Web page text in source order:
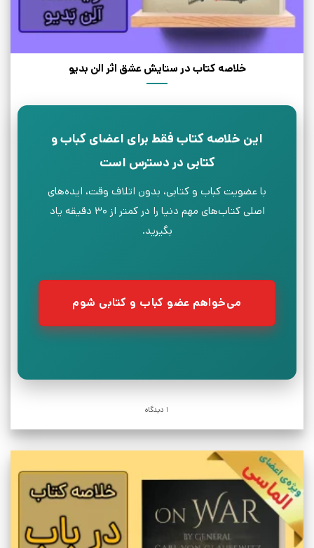
خلاصه کتاب در ستایش عشق اثر الن بدیو
این خلاصه کتاب فقط برای اعضای کباب و
کتابی در دسترس است
با عضویت کباب و کتابی، بدون اتلاف وقت، ایده‌های
اصلی کتاب‌های مهم دنیا را در کمتر از ۳۰ دقیقه یاد
بگیرید.
می‌خواهم عضو کباب و کتابی شوم
1 دیدگاه